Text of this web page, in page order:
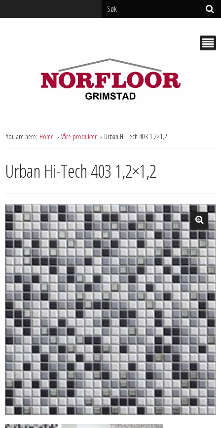
You are here: Home Våre produkter Urban Hi-Tech 403 1,2×1,2
Urban Hi-Tech 403 1,2×1,2